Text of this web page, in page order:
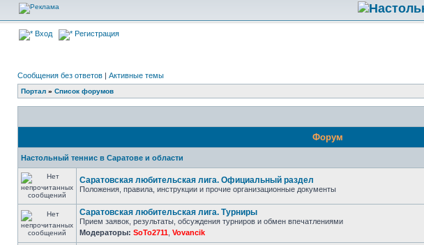
Вход Регистрация
Сообщения без ответов | Активные темы
Портал » Список форумов
Форум
Настольный теннис в Саратове и области
Саратовская любительская лига. Официальный раздел
Положения, правила, инструкции и прочие организационные документы
Саратовская любительская лига. Турниры
Прием заявок, результаты, обсуждения турниров и обмен впечатлениями
Модераторы: SoTo2711 Vovancik